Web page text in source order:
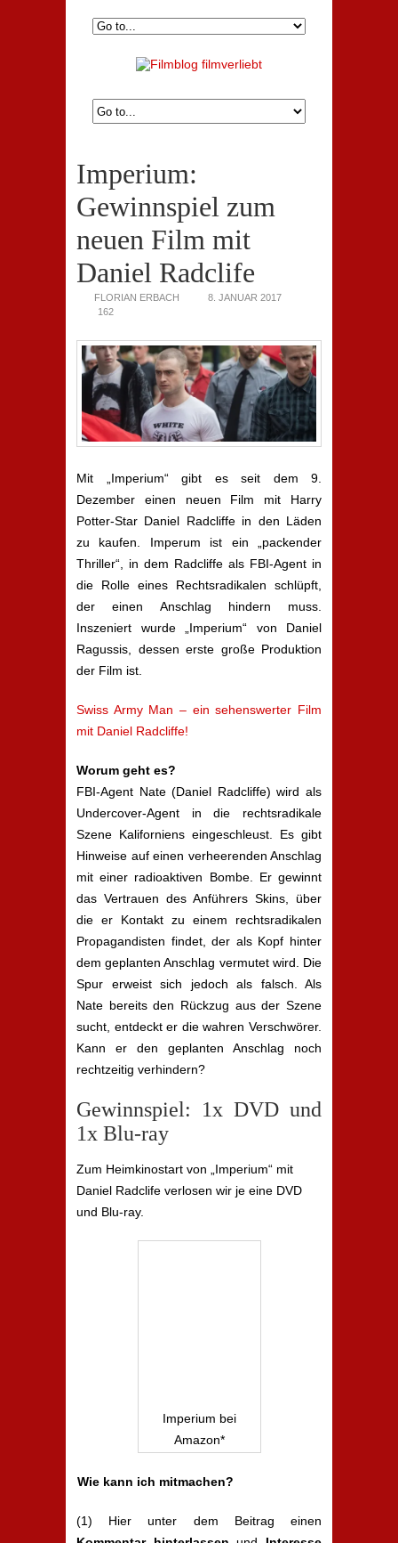
Imperium:
Gewinnspiel zum
neuen Film mit
Daniel Radclife
FLORIAN ERBACH
8. JANUAR 2017
162
Mit „Imperium“ gibt es seit dem 9.
Dezember einen neuen Film mit Harry
Potter-Star Daniel Radcliffe in den Läden
zu kaufen. Imperum ist ein „packender
Thriller“, in dem Radcliffe als FBI-Agent in
die Rolle eines Rechtsradikalen schlüpft,
der einen Anschlag hindern muss.
Inszeniert wurde „Imperium“ von Daniel
Ragussis, dessen erste große Produktion
der Film ist.
Swiss Army Man – ein sehenswerter Film
mit Daniel Radcliffe!
Worum geht es?
FBI-Agent Nate (Daniel Radcliffe) wird als
Undercover-Agent in die rechtsradikale
Szene Kaliforniens eingeschleust. Es gibt
Hinweise auf einen verheerenden Anschlag
mit einer radioaktiven Bombe. Er gewinnt
das Vertrauen des Anführers Skins, über
die er Kontakt zu einem rechtsradikalen
Propagandisten findet, der als Kopf hinter
dem geplanten Anschlag vermutet wird. Die
Spur erweist sich jedoch als falsch. Als
Nate bereits den Rückzug aus der Szene
sucht, entdeckt er die wahren Verschwörer.
Kann er den geplanten Anschlag noch
rechtzeitig verhindern?
Gewinnspiel: 1x DVD und
1x Blu-ray
Zum Heimkinostart von „Imperium“ mit
Daniel Radclife verlosen wir je eine DVD
und Blu-ray.
Imperium bei
Amazon*
Wie kann ich mitmachen?
(1) Hier unter dem Beitrag einen